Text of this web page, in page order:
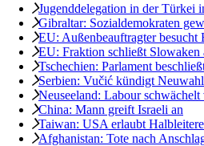
Jugenddelegation in der Türkei
Gibraltar: Sozialdemokraten
EU: Außenbeauftragter besucht
EU: Fraktion schließt Slowaken
Tschechien: Parlament
Serbien: Vučić kündigt
Neuseeland: Labour schwächelt
China: Mann greift Israeli an
Taiwan: USA erlaubt
Afghanistan: Tote nach